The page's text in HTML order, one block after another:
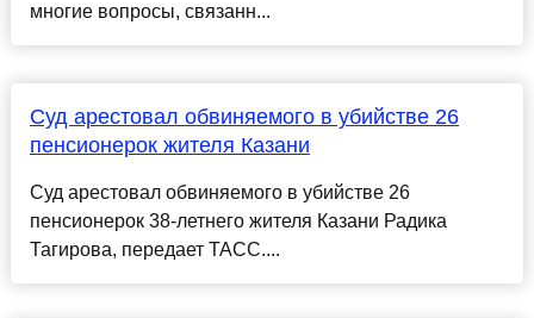
многие вопросы, связанн...
Суд арестовал обвиняемого в убийстве 26
пенсионерок жителя Казани
Суд арестовал обвиняемого в убийстве 26
пенсионерок 38-летнего жителя Казани Радика
Тагирова, передает ТАСС....